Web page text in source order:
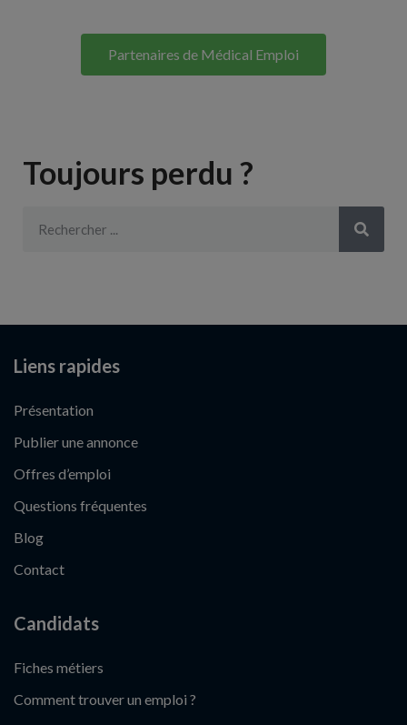
Partenaires de Médical Emploi
Toujours perdu ?
Liens rapides
Présentation
Publier une annonce
Offres d’emploi
Questions fréquentes
Blog
Contact
Candidats
Fiches métiers
Comment trouver un emploi ?